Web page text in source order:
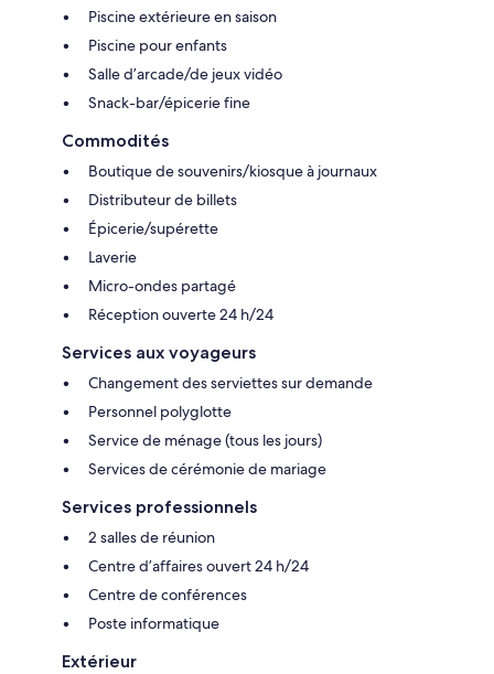
Piscine extérieure en saison
Piscine pour enfants
Salle d’arcade/de jeux vidéo
Snack-bar/épicerie fine
Commodités
Boutique de souvenirs/kiosque à journaux
Distributeur de billets
Épicerie/supérette
Laverie
Micro-ondes partagé
Réception ouverte 24 h/24
Services aux voyageurs
Changement des serviettes sur demande
Personnel polyglotte
Service de ménage (tous les jours)
Services de cérémonie de mariage
Services professionnels
2 salles de réunion
Centre d’affaires ouvert 24 h/24
Centre de conférences
Poste informatique
Extérieur